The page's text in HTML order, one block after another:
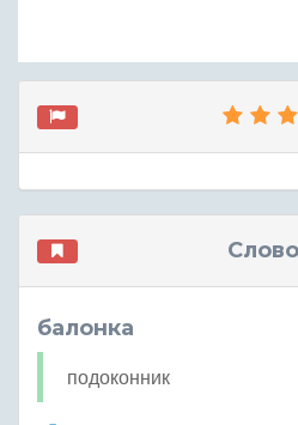
балонка
подоконник